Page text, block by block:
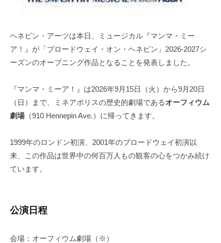
ヘネピン・アーツは本日、ミュージカル『マンマ・ミー
ア！』が「ブロードウェイ・オン・ヘネピン」2026-2027シ
ーズンのオープニング作品となることを発表しました。
『マンマ・ミーア！』は2026年9月15日（火）から9月20日
（日）まで、ミネアポリスの歴史的劇場であるオーフィウム
劇場 （910 Hennepin Ave.）に帰ってきます。
1999年のロンドン初演、2001年のブロードウェイ初演以
来、この作品は世界中の何百万人もの観客の心をつかみ続け
ています。
公演日程
会場：オーフィウム劇場（※）